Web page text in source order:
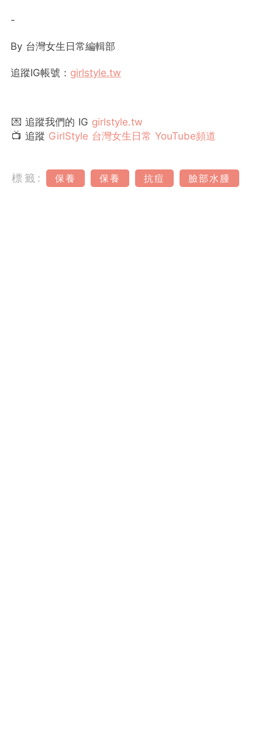
-
By 台灣女生日常編輯部
追蹤IG帳號： girlstyle.tw
💌 追蹤我們的 IG girlstyle.tw
📺 追蹤 GirlStyle 台灣女生日常 YouTube頻道
標籤: 保養 保養 抗痘 臉部水腫